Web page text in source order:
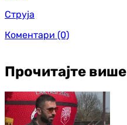
Струја
Коментари (0)
Прочитајте више